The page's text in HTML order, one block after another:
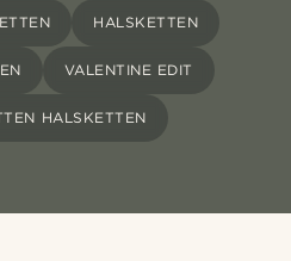
HALSKETTEN
VALENTINE EDIT
HALSKETTEN